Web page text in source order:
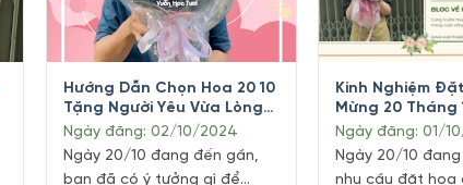
Hướng Dẫn Chọn Hoa 20 10
Tặng Người Yêu Vừa Lòng
Nàng
Ngày đăng: 02/10/2024
Ngày 20/10 đang đến gần,
bạn đã có ý tưởng gì để
Kinh Nghiệm
Mừng 20 Tháng
Tại Tphcm
Ngày đăng: 01/
Ngày 20/10
nhu cầu đặt hoa